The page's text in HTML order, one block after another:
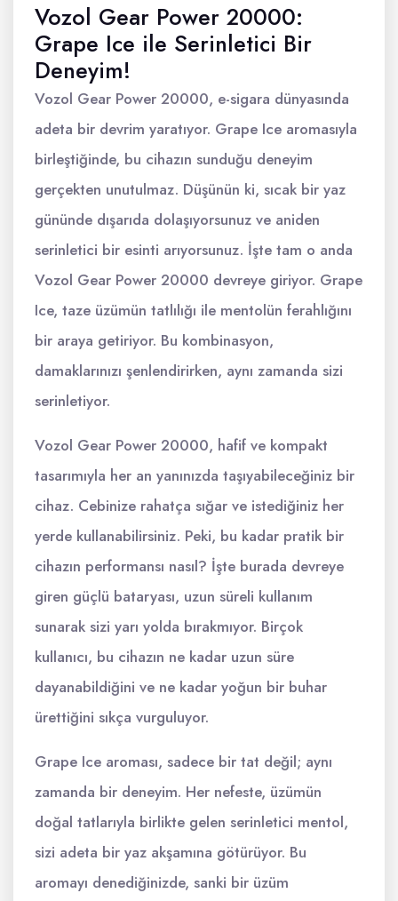
Vozol Gear Power 20000:
Grape Ice ile Serinletici Bir
Deneyim!
Vozol Gear Power 20000, e-sigara dünyasında
adeta bir devrim yaratıyor. Grape Ice aromasıyla
birleştiğinde, bu cihazın sunduğu deneyim
gerçekten unutulmaz. Düşünün ki, sıcak bir yaz
gününde dışarıda dolaşıyorsunuz ve aniden
serinletici bir esinti arıyorsunuz. İşte tam o anda
Vozol Gear Power 20000 devreye giriyor. Grape
Ice, taze üzümün tatlılığı ile mentolün ferahlığını
bir araya getiriyor. Bu kombinasyon,
damaklarınızı şenlendirirken, aynı zamanda sizi
serinletiyor.
Vozol Gear Power 20000, hafif ve kompakt
tasarımıyla her an yanınızda taşıyabileceğiniz bir
cihaz. Cebinize rahatça sığar ve istediğiniz her
yerde kullanabilirsiniz. Peki, bu kadar pratik bir
cihazın performansı nasıl? İşte burada devreye
giren güçlü bataryası, uzun süreli kullanım
sunarak sizi yarı yolda bırakmıyor. Birçok
kullanıcı, bu cihazın ne kadar uzun süre
dayanabildiğini ve ne kadar yoğun bir buhar
ürettiğini sıkça vurguluyor.
Grape Ice aroması, sadece bir tat değil; aynı
zamanda bir deneyim. Her nefeste, üzümün
doğal tatlarıyla birlikte gelen serinletici mentol,
sizi adeta bir yaz akşamına götürüyor. Bu
aromayı denediğinizde, sanki bir üzüm